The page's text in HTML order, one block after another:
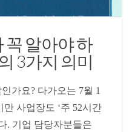
꼭 알아야 하
3가지 의미
가요? 다가오는 7월 1
사업장도 ‘주 52시간
. 기업 담당자분들은